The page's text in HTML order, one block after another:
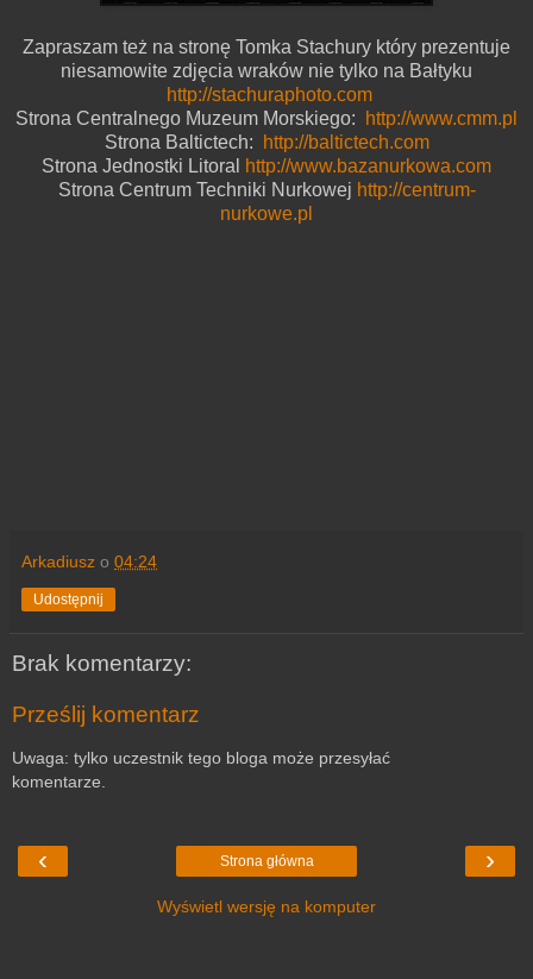
Zapraszam też na stronę Tomka Stachury który prezentuje
niesamowite zdjęcia wraków nie tylko na Bałtyku
http://stachuraphoto.com
Strona Centralnego Muzeum Morskiego:
http://www.cmm.pl
Strona Baltictech:
http://baltictech.com
Strona Jednostki Litoral
http://www.bazanurkowa.com
Strona Centrum Techniki Nurkowej http://centrum-
nurkowe.pl
Arkadiusz o 04:24
Udostępnij
Brak komentarzy:
Prześlij komentarz
Uwaga: tylko uczestnik tego bloga może przesyłać
komentarze.
‹ ›
Strona główna
Wyświetl wersję na komputer